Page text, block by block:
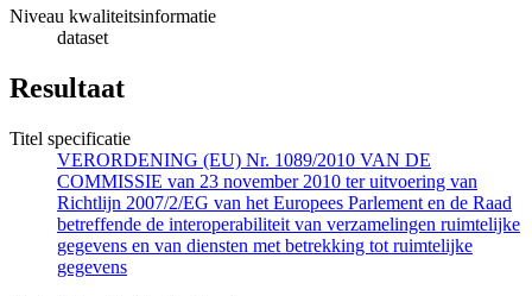
Niveau kwaliteitsinformatie
dataset
Resultaat
Titel specificatie
VERORDENING (EU) Nr. 1089/2010 VAN DE
COMMISSIE van 23 november 2010 ter uitvoering van
Richtlijn 2007/2/EG van het Europees Parlement en de Raad
betreffende de interoperabiliteit van verzamelingen ruimtelijke
gegevens en van diensten met betrekking tot ruimtelijke
gegevens